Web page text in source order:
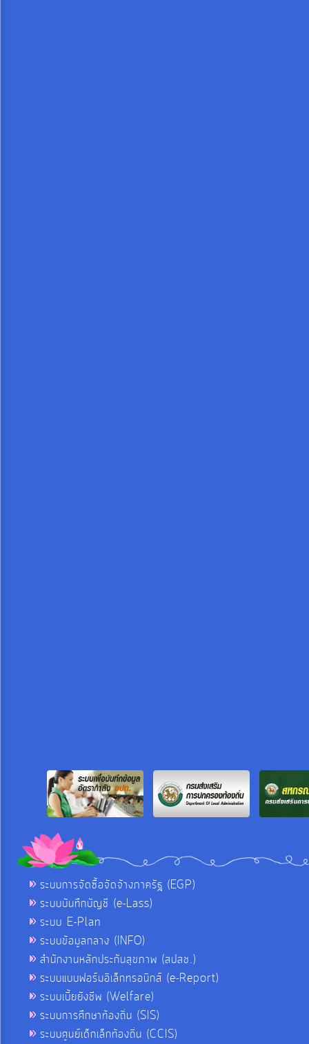
ระบบการจัดซื้อจัดจ้างภาครัฐ (EGP)
ระบบบันทึกบัญชี (e-Lass)
ระบบ E-Plan
ระบบข้อมูลกลาง (INFO)
สำนักงานหลักประกันสุขภาพ (สปสช.)
ระบบแบบฟอร์มอิเล็กทรอนิกส์ (e-Report)
ระบบเบี้ยยังชีพ (Welfare)
ระบบการศึกษาท้องถิ่น (SIS)
ระบบศูนย์เด็กเล็กท้องถิ่น (CCIS)